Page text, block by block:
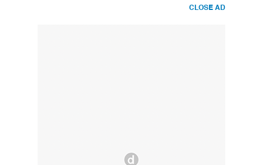
CLOSE AD